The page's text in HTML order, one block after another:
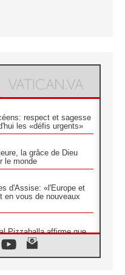
respect et sagesse
les «défis urgents»
la grâce de Dieu
le monde
d'Assise: «l'Europe et
en vous de nouveaux
Pizzaballa affirme que
la paix»